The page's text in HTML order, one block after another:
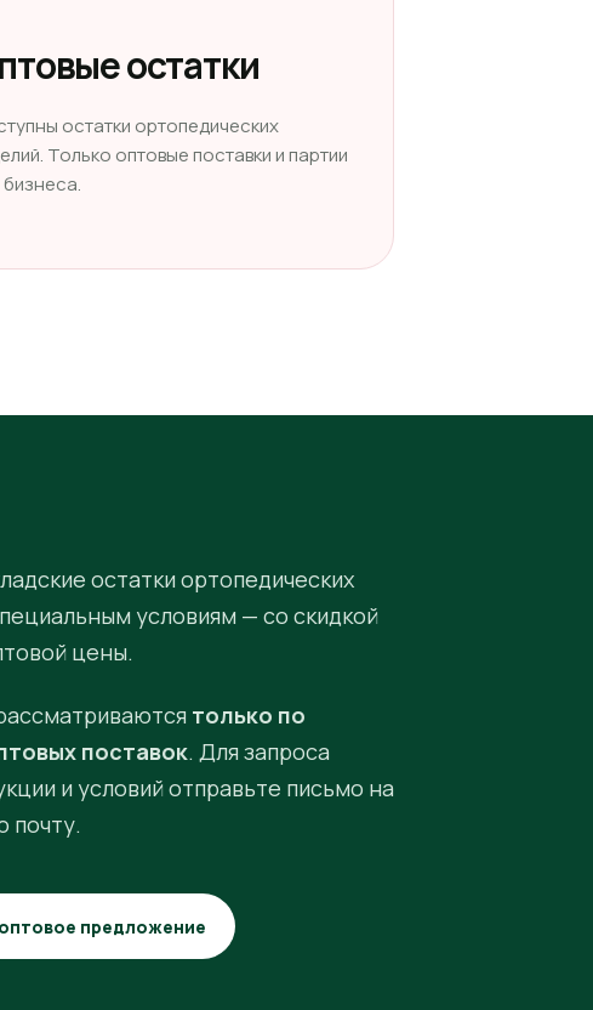
остатки
остатки ортопедических
Только оптовые поставки и партии
бизнеса.
остатки ортопедических
условиям — со скидкой
цены.
только по
поставок. Для запроса
и условий отправьте письмо на
почту.
предложение